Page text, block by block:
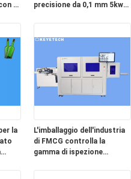
6
precisione da 0,1 mm 5kw-
la
L'imballaggio dell'industria
di FMCG controlla la
gamma di ispezione